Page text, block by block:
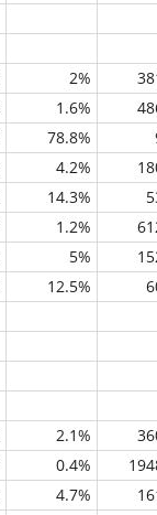
2%
1.6%
78.8%
4.2%
14.3%
1.2%
5%
12.5%
2.1%
0.4%
4.7%